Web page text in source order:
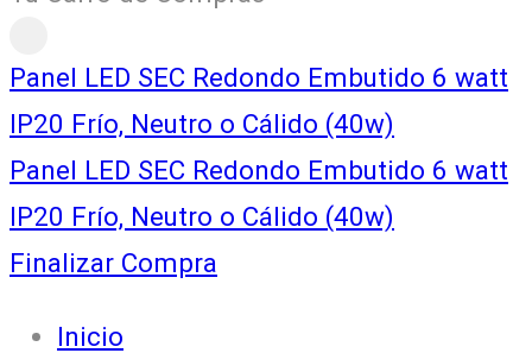
Panel LED SEC Redondo Embutido 6 watt
IP20 Frío, Neutro o Cálido (40w)
Panel LED SEC Redondo Embutido 6 watt
IP20 Frío, Neutro o Cálido (40w)
Finalizar Compra
Inicio